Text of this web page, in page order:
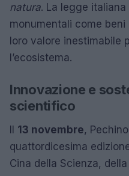
natura. La legge
monumentali come
loro valore inestimabile
l’ecosistema.
Innovazione e
scientifico
Il 13 novembre,
quattordicesima
Cina della Scienza,